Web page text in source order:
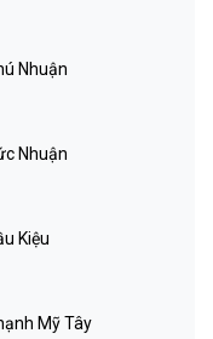
Nhuận
Nhuận
Kiệu
Mỹ Tây